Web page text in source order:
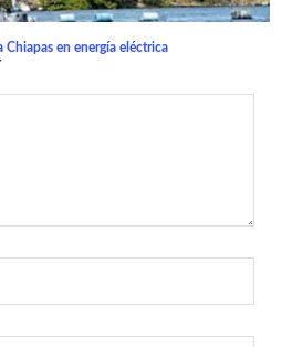
Chiapas en energía eléctrica